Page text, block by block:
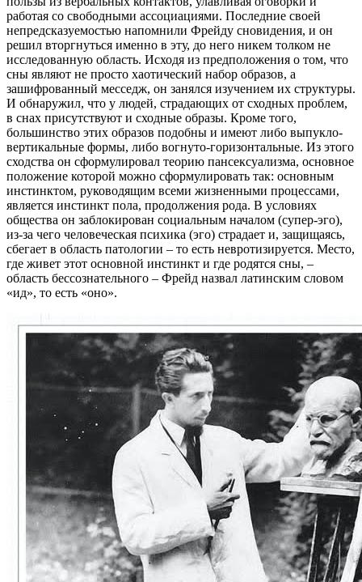
работая со свободными ассоциациями. Последние своей
непредсказуемостью напомнили Фрейду сновидения, и он
решил вторгнуться именно в эту, до него никем толком не
исследованную область. Исходя из предположения о том, что
сны являют не просто хаотический набор образов, а
зашифрованный месседж, он занялся изучением их структуры.
И обнаружил, что у людей, страдающих от сходных проблем,
в снах присутствуют и сходные образы. Кроме того,
большинство этих образов подобны и имеют либо выпукло-
вертикальные формы, либо вогнуто-горизонтальные. Из этого
сходства он сформулировал теорию пансексуализма, основное
положение которой можно сформулировать так: основным
инстинктом, руководящим всеми жизненными процессами,
является инстинкт пола, продолжения рода. В условиях
общества он заблокирован социальным началом (супер-эго),
из-за чего человеческая психика (эго) страдает и, защищаясь,
сбегает в область патологии – то есть невротизируется. Место,
где живет этот основной инстинкт и где родятся сны, –
область бессознательного – Фрейд назвал латинским словом
«ид», то есть «оно».